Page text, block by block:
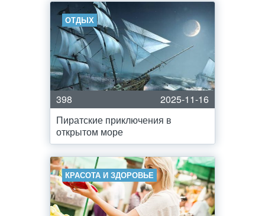
ОТДЫХ
398
2025-11-16
Пиратские приключения в
открытом море
КРАСОТА И ЗДОРОВЬЕ